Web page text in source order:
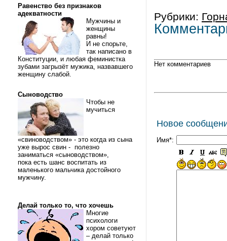
Равенство без признаков
адекватности
Мужчины и
женщины
равны!
И не спорьте,
так написано в
Конституции, и любая феминистка
зубами загрызёт мужика, назвавшего
женщину слабой.
Сыноводство
Чтобы не
мучиться
«свиноводством» - это когда из сына
уже вырос свин - полезно
заниматься «сыноводством»,
пока есть шанс воспитать из
маленького мальчика достойного
мужчину.
Делай только то, что хочешь
Многие
психологи
хором советуют
– делай только
Рубрики:
Нет комментариев
Новое
Имя*: